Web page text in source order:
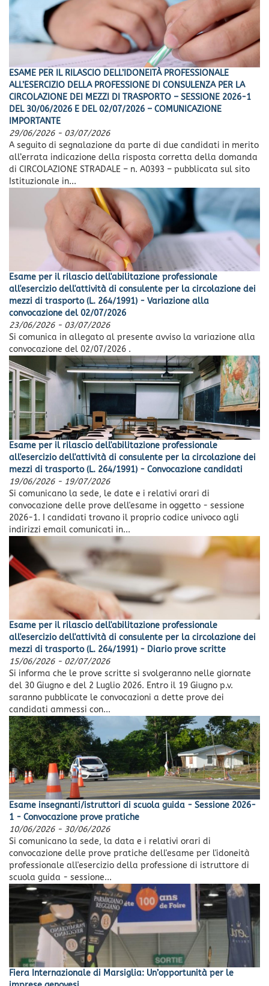
ESAME PER IL RILASCIO DELL’IDONEITÀ PROFESSIONALE
ALL’ESERCIZIO DELLA PROFESSIONE DI CONSULENZA PER LA
CIRCOLAZIONE DEI MEZZI DI TRASPORTO – SESSIONE 2026-1
DEL 30/06/2026 E DEL 02/07/2026 – COMUNICAZIONE
IMPORTANTE
29/06/2026- 03/07/2026
A seguito di segnalazione da parte di due candidati in merito
all’errata indicazione della risposta corretta della domanda
di CIRCOLAZIONE STRADALE – n. A0393 – pubblicata sul sito
Istituzionale in...
Esame per il rilascio dell'abilitazione professionale
all'esercizio dell'attività di consulente per la circolazione dei
mezzi di trasporto (L. 264/1991) - Variazione alla
convocazione del 02/07/2026
23/06/2026- 03/07/2026
Si comunica in allegato al presente avviso la variazione alla
convocazione del 02/07/2026 .
Esame per il rilascio dell'abilitazione professionale
all'esercizio dell'attività di consulente per la circolazione dei
mezzi di trasporto (L. 264/1991) - Convocazione candidati
19/06/2026- 19/07/2026
Si comunicano la sede, le date e i relativi orari di
convocazione delle prove dell'esame in oggetto - sessione
2026-1. I candidati trovano il proprio codice univoco agli
indirizzi email comunicati in...
Esame per il rilascio dell'abilitazione professionale
all'esercizio dell'attività di consulente per la circolazione dei
mezzi di trasporto (L. 264/1991) - Diario prove scritte
15/06/2026- 02/07/2026
Si informa che le prove scritte si svolgeranno nelle giornate
del 30 Giugno e del 2 Luglio 2026. Entro il 19 Giugno p.v.
saranno pubblicate le convocazioni a dette prove dei
candidati ammessi con...
Esame insegnanti/istruttori di scuola guida - Sessione 2026-
1 - Convocazione prove pratiche
10/06/2026- 30/06/2026
Si comunicano la sede, la data e i relativi orari di
convocazione delle prove pratiche dell'esame per l'idoneità
professionale all'esercizio della professione di istruttore di
scuola guida - sessione...
Fiera Internazionale di Marsiglia: Un’opportunità per le